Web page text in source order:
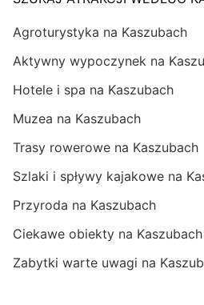
Agroturystyka na Kaszubach
Aktywny wypoczynek na
Hotele i spa na Kaszubach
Muzea na Kaszubach
Trasy rowerowe na Kaszubach
Szlaki i spływy kajakowe na
Przyroda na Kaszubach
Ciekawe obiekty na Kaszubach
Zabytki warte uwagi na